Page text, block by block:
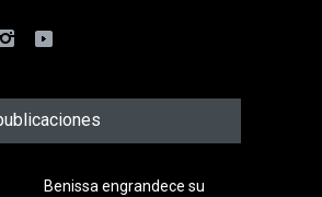
Benissa engrandece su